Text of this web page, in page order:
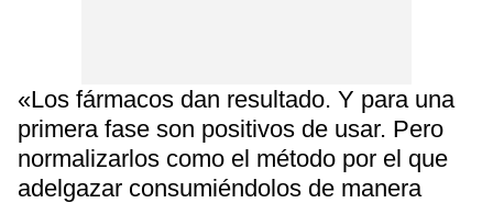
«Los fármacos dan resultado. Y para una
primera fase son positivos de usar. Pero
normalizarlos como el método por el que
adelgazar consumiéndolos de manera